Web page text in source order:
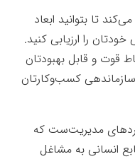
تا بتوانید ابعاد
را ارزیابی کنید.
قوت و قابل بهبودتان
کسب‌‌وکارتان
مدیریت‌ست که
انسانی به مشاغل